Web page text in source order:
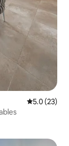
Calificación
5.0 (23)